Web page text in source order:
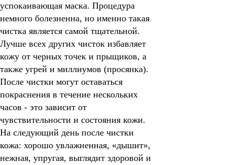
успокаивающая маска. Процедура
немного болезненна, но именно такая
чистка является самой тщательной.
Лучше всех других чисток избавляет
кожу от черных точек и прыщиков, а
также угрей и миллиумов (просянка).
После чистки могут оставаться
покраснения в течение нескольких
часов - это зависит от
чувствительности и состояния кожи.
На следующий день после чистки
кожа: хорошо увлажненная, «дышит»,
нежная, упругая, выглядит здоровой и